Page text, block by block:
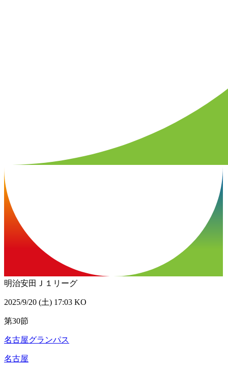
明治安田Ｊ１リーグ
2025/9/20 (土) 17:03 KO
第30節
名古屋グランパス
名古屋